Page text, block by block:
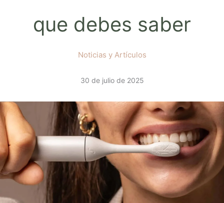
que debes saber
Noticias y Artículos
30 de julio de 2025